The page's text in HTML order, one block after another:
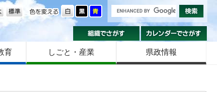
色を変える
大きさ
組織でさがす
育 しごと・産業 県政情報